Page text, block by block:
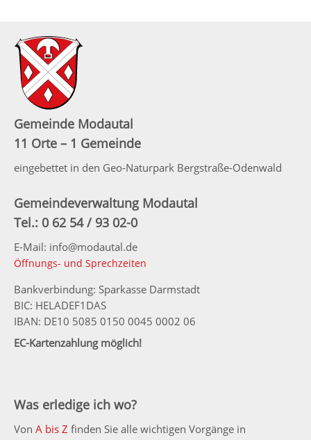
Gemeinde Modautal
11 Orte – 1 Gemeinde
eingebettet in den Geo-Naturpark Bergstraße-Odenwald
Gemeindeverwaltung Modautal
Tel.: 0 62 54 / 93 02-0
E-Mail: info@modautal.de
Öffnungs- und Sprechzeiten
Bankverbindung: Sparkasse Darmstadt
BIC: HELADEF1DAS
IBAN: DE10 5085 0150 0045 0002 06
EC-Kartenzahlung möglich!
Was erledige ich wo?
Von A bis Z finden Sie alle wichtigen Vorgänge in